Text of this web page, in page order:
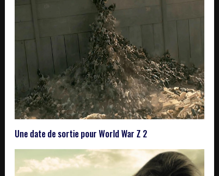
Une date de sortie pour World War Z 2